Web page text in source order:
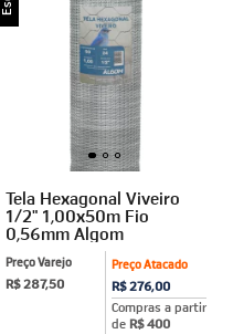
Tela Hexagonal Viveiro
1/2" 1,00x50m Fio
0,56mm Algom
Preço Atacado
R$ 276,00
Compras a partir
de R$ 400
Preço Varejo
R$ 287,50